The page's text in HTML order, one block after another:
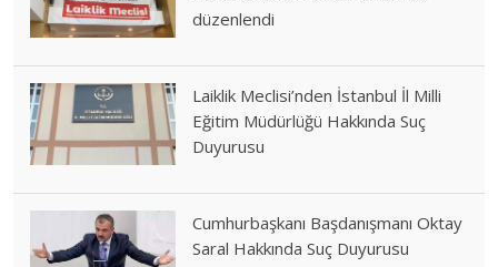
düzenlendi
Laiklik Meclisi’nden İstanbul İl Milli
Eğitim Müdürlüğü Hakkında Suç
Duyurusu
Cumhurbaşkanı Başdanışmanı Oktay
Saral Hakkında Suç Duyurusu